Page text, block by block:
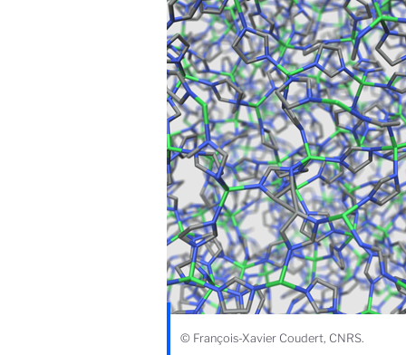
© François-Xavier Coudert, CNRS.